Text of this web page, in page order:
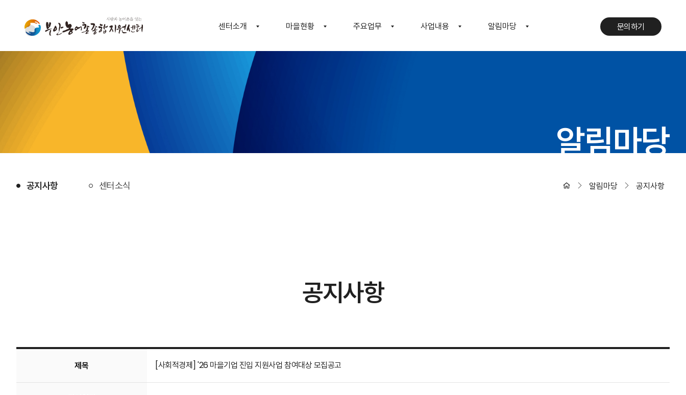
센터소개 마을현황 주요업무 사업내용 알림마당
문의하기
문의하기
알림마당
공지사항 센터소식 알림마당 공지사항
공지사항
제목 [사회적경제] '26 마을기업 진입 지원사업 참여대상 모집공고